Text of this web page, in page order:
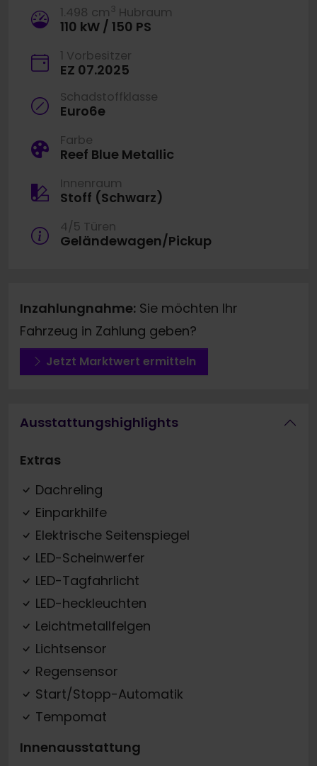
1.498 cm 3 Hubraum
110 kW / 150 PS
1 Vorbesitzer
EZ 07.2025
Schadstoffklasse
Euro6e
Farbe
Reef Blue Metallic
Innenraum
Stoff (Schwarz)
4/5 Türen
Geländewagen/Pickup
Inzahlungnahme: Sie möchten Ihr
Fahrzeug in Zahlung geben?
Jetzt Marktwert ermitteln
Ausstattungshighlights
Extras
Dachreling
Einparkhilfe
Elektrische Seitenspiegel
LED-Scheinwerfer
LED-Tagfahrlicht
LED-heckleuchten
Leichtmetallfelgen
Lichtsensor
Regensensor
Start/Stopp-Automatik
Tempomat
Innenausstattung